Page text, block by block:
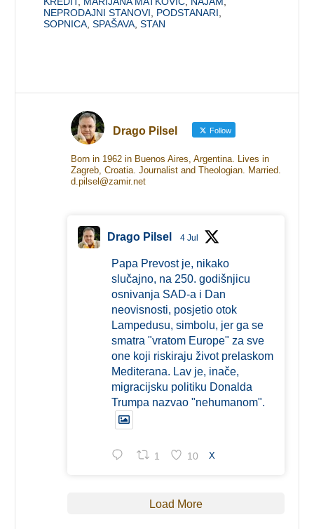
NEPRODAJNI STANOVI, PODSTANARI,
SOPNICA,SPAŠAVA,STAN
Drago Pilsel Follow
Born in 1962 in Buenos Aires, Argentina. Lives in
Zagreb, Croatia. Journalist and Theologian. Married.
d.pilsel@zamir.net
Drago Pilsel 4 Jul
Papa Prevost je, nikako
slučajno, na 250. godišnjicu
osnivanja SAD-a i Dan
neovisnosti, posjetio otok
Lampedusu, simbolu, jer ga se
smatra "vratom Europe" za sve
one koji riskiraju život prelaskom
Mediterana. Lav je, inače,
migracijsku politiku Donalda
Trumpa nazvao "nehumanom".
1 10 X
Load More